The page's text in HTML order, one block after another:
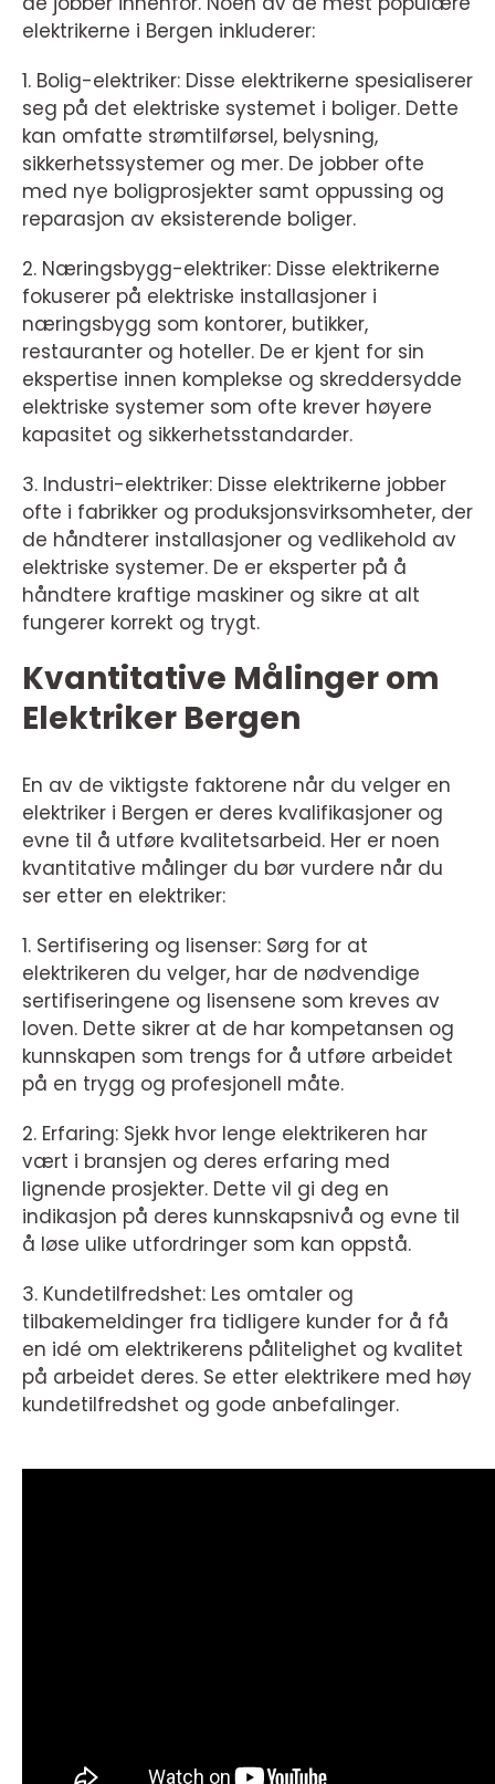
elektrikerne i Bergen inkluderer:
1. Bolig-elektriker: Disse elektrikerne spesialiserer
seg på det elektriske systemet i boliger. Dette
kan omfatte strømtilførsel, belysning,
sikkerhetssystemer og mer. De jobber ofte
med nye boligprosjekter samt oppussing og
reparasjon av eksisterende boliger.
2. Næringsbygg-elektriker: Disse elektrikerne
fokuserer på elektriske installasjoner i
næringsbygg som kontorer, butikker,
restauranter og hoteller. De er kjent for sin
ekspertise innen komplekse og skreddersydde
elektriske systemer som ofte krever høyere
kapasitet og sikkerhetsstandarder.
3. Industri-elektriker: Disse elektrikerne jobber
ofte i fabrikker og produksjonsvirksomheter, der
de håndterer installasjoner og vedlikehold av
elektriske systemer. De er eksperter på å
håndtere kraftige maskiner og sikre at alt
fungerer korrekt og trygt.
Kvantitative Målinger om
Elektriker Bergen
En av de viktigste faktorene når du velger en
elektriker i Bergen er deres kvalifikasjoner og
evne til å utføre kvalitetsarbeid. Her er noen
kvantitative målinger du bør vurdere når du
ser etter en elektriker:
1. Sertifisering og lisenser: Sørg for at
elektrikeren du velger, har de nødvendige
sertifiseringene og lisensene som kreves av
loven. Dette sikrer at de har kompetansen og
kunnskapen som trengs for å utføre arbeidet
på en trygg og profesjonell måte.
2. Erfaring: Sjekk hvor lenge elektrikeren har
vært i bransjen og deres erfaring med
lignende prosjekter. Dette vil gi deg en
indikasjon på deres kunnskapsnivå og evne til
å løse ulike utfordringer som kan oppstå.
3. Kundetilfredshet: Les omtaler og
tilbakemeldinger fra tidligere kunder for å få
en idé om elektrikerens pålitelighet og kvalitet
på arbeidet deres. Se etter elektrikere med høy
kundetilfredshet og gode anbefalinger.